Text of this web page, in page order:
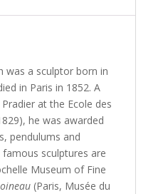
was a sculptor born in
in Paris in 1852. A
at the Ecole des
he was awarded
pendulums and
sculptures are
Museum of Fine
(Paris, Musée du